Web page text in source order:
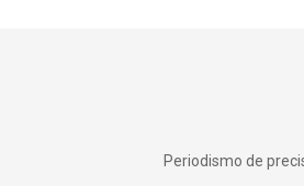
Periodismo de